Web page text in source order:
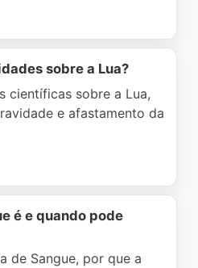
sobre a Lua?
científicas sobre a Lua,
e afastamento da
é e quando pode
de Sangue, por que a